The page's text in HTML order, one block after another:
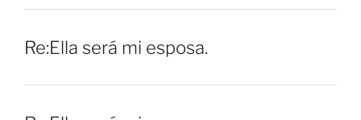
Re:Ella será mi esposa.